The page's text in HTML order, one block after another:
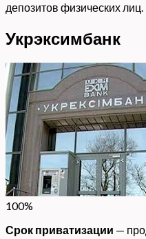
депозитов физических лиц.
Укрэксимбанк
100%
Срок приватизации —